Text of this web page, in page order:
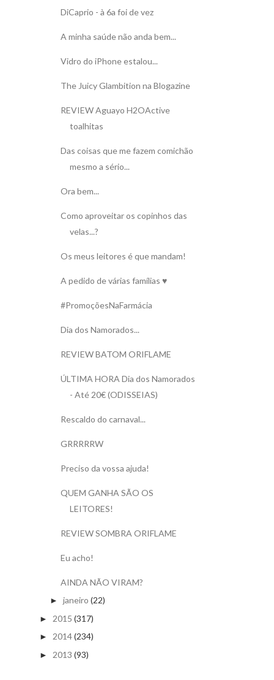
DiCaprio - à 6a foi de vez
A minha saúde não anda bem...
Vidro do iPhone estalou...
The Juicy Glambition na Blogazine
REVIEW Aguayo H2OActive
toalhitas
Das coisas que me fazem comichão
mesmo a sério...
Ora bem...
Como aproveitar os copinhos das
velas...?
Os meus leitores é que mandam!
A pedido de várias famílias ♥
#PromoçõesNaFarmácia
Dia dos Namorados...
REVIEW BATOM ORIFLAME
ÚLTIMA HORA Dia dos Namorados
- Até 20€ (ODISSEIAS)
Rescaldo do carnaval...
GRRRRRW
Preciso da vossa ajuda!
QUEM GANHA SÃO OS
LEITORES!
REVIEW SOMBRA ORIFLAME
Eu acho!
AINDA NÃO VIRAM?
► janeiro (22)
► 2015 (317)
► 2014(234)
► 2013 (93)